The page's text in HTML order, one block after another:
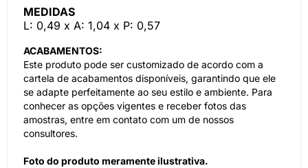
MEDIDAS
L: 0,49 x A: 1,04 x P: 0,57
ACABAMENTOS:
Este produto pode ser customizado de acordo com a
cartela de acabamentos disponíveis, garantindo que ele
se adapte perfeitamente ao seu estilo e ambiente. Para
conhecer as opções vigentes e receber fotos das
amostras, entre em contato com um de nossos
consultores.
Foto do produto meramente ilustrativa.